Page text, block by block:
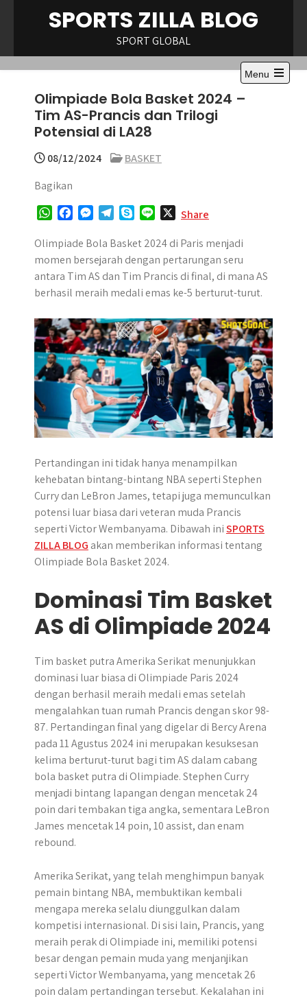
SPORTS ZILLA BLOG
SPORT GLOBAL
Menu
Open
Olimpiade Bola Basket 2024 –
Tim AS-Prancis dan Trilogi
Potensial di LA28
08/12/2024
BASKET
Bagikan
W
a
t
s
A
p
c
e
b
o
k
s
s
e
n
e
r
l
e
g
r
m
y
p
e
n
e
Share
Olimpiade Bola Basket 2024 di Paris menjadi
momen bersejarah dengan pertarungan seru
antara Tim AS dan Tim Prancis di final, di mana AS
berhasil meraih medali emas ke-5 berturut-turut.
Pertandingan ini tidak hanya menampilkan
kehebatan bintang-bintang NBA seperti Stephen
Curry dan LeBron James, tetapi juga memunculkan
potensi luar biasa dari veteran muda Prancis
seperti Victor Wembanyama. Dibawah iniSPORTS
ZILLA BLOG akan memberikan informasi tentang
Olimpiade Bola Basket 2024.
Dominasi Tim Basket
AS di Olimpiade 2024
Tim basket putra Amerika Serikat menunjukkan
dominasi luar biasa di Olimpiade Paris 2024
dengan berhasil meraih medali emas setelah
mengalahkan tuan rumah Prancis dengan skor 98-
87. Pertandingan final yang digelar di Bercy Arena
pada 11 Agustus 2024 ini merupakan kesuksesan
kelima berturut-turut bagi tim AS dalam cabang
bola basket putra di Olimpiade. Stephen Curry
menjadi bintang lapangan dengan mencetak 24
poin dari tembakan tiga angka, sementara LeBron
James mencetak 14 poin, 10 assist, dan enam
rebound.
Amerika Serikat, yang telah menghimpun banyak
pemain bintang NBA, membuktikan kembali
mengapa mereka selalu diunggulkan dalam
kompetisi internasional. Di sisi lain, Prancis, yang
meraih perak di Olimpiade ini, memiliki potensi
besar dengan pemain muda yang menjanjikan
seperti Victor Wembanyama, yang mencetak 26
poin dalam pertandingan tersebut. Kekalahan ini